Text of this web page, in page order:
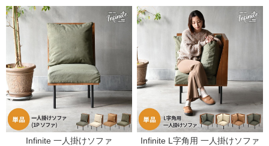
Infinite 一人掛けソファ Infinite L字角用 一人掛けソファ